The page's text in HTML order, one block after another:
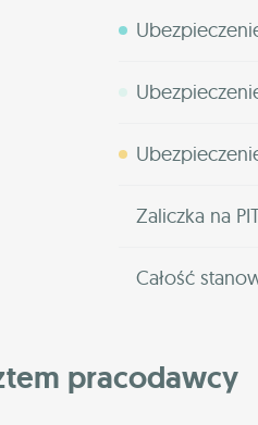
Zaliczka na
Całość
pracodawcy